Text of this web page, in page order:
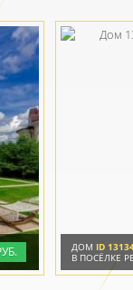
ДОМ ID
В ПОСЁЛКЕ